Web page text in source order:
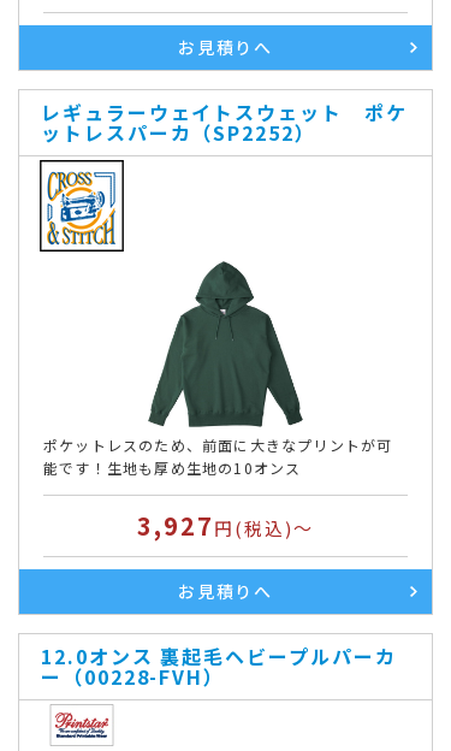
お見積りへ
レギュラーウェイトスウェット ポケ
ットレスパーカ（SP2252）
ポケットレスのため、前面に大きなプリントが可
能です！生地も厚め生地の10オンス
3,927円(税込)～
お見積りへ
12.0オンス 裏起毛ヘビープルパーカ
ー（00228-FVH）